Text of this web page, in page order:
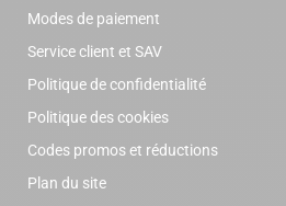
Modes de paiement
Service client et SAV
Politique de confidentialité
Politique des cookies
Codes promos et réductions
Plan du site